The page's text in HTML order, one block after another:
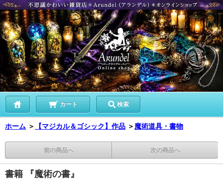
カート 検索
ホーム ＞ 【マジカル＆ゴシック】作品 ＞ 魔術道具・書物
前の商品へ 次の商品へ
書籍 『魔術の書』